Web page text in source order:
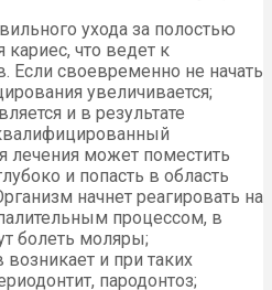
ухода за полостью
кариес, что ведет к
своевременно не начать
увеличивается;
и в результате
лечения может поместить
и попасть в область
начнет реагировать на
процессом, в
болеть моляры;
возникает и при таких
пародонтоз;